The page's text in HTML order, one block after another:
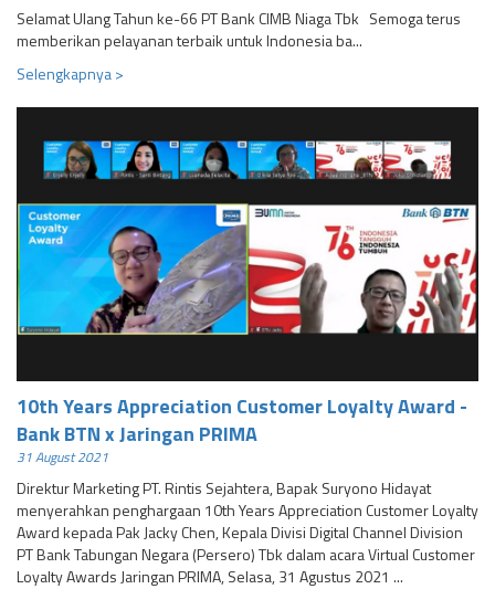
Selamat Ulang Tahun ke-66 PT Bank CIMB Niaga Tbk Semoga terus
memberikan pelayanan terbaik untuk Indonesia ba...
Selengkapnya >
10th Years Appreciation Customer Loyalty Award -
Bank BTN x Jaringan PRIMA
31 August 2021
Direktur Marketing PT. Rintis Sejahtera, Bapak Suryono Hidayat
menyerahkan penghargaan 10th Years Appreciation Customer Loyalty
Award kepada Pak Jacky Chen, Kepala Divisi Digital Channel Division
PT Bank Tabungan Negara (Persero) Tbk dalam acara Virtual Customer
Loyalty Awards Jaringan PRIMA, Selasa, 31 Agustus 2021 ...